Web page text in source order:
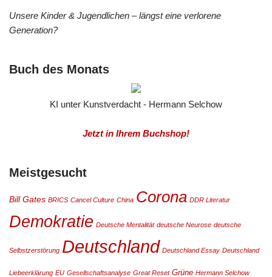
Unsere Kinder & Jugendlichen – längst eine verlorene
Generation?
Buch des Monats
KI unter Kunstverdacht - Hermann Selchow
Jetzt in Ihrem Buchshop!
Meistgesucht
Bill Gates BRICS Cancel Culture China Corona DDR Literatur
Demokratie Deutsche Mentalität deutsche Neurose deutsche
Selbstzerstörung Deutschland Deutschland Essay Deutschland
Liebeerklärung EU Gesellschaftsanalyse Great Reset Grüne Hermann Selchow